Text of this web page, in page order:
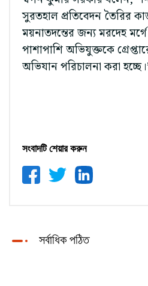
সুরতহাল প্রতিবেদন তৈরির
ময়নাতদন্তের জন্য মরদেহ
পাশাপাশি অভিযুক্তকে
অভিযান পরিচালনা করা
সংবাদটি শেয়ার করুন
সর্বাধিক পঠিত